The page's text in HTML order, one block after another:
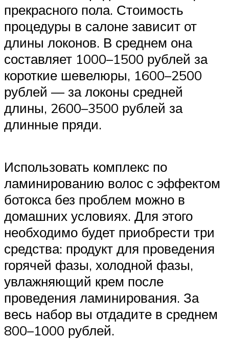
прекрасного пола. Стоимость
процедуры в салоне зависит от
длины локонов. В среднем она
составляет 1000–1500 рублей за
короткие шевелюры, 1600–2500
рублей — за локоны средней
длины, 2600–3500 рублей за
длинные пряди.
Использовать комплекс по
ламинированию волос с эффектом
ботокса без проблем можно в
домашних условиях. Для этого
необходимо будет приобрести три
средства: продукт для проведения
горячей фазы, холодной фазы,
увлажняющий крем после
проведения ламинирования. За
весь набор вы отдадите в среднем
800–1000 рублей.